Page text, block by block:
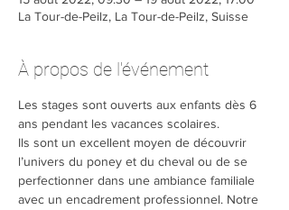
La Tour-de-Peilz, La Tour-de-Peilz, Suisse
À propos de l'événement
Les stages sont ouverts aux enfants dès 6
ans pendant les vacances scolaires.
Ils sont un excellent moyen de découvrir
l’univers du poney et du cheval ou de se
perfectionner dans une ambiance familiale
avec un encadrement professionnel. Notre